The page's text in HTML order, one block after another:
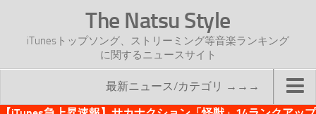
The Natsu Style
iTunesトップソング、ストリーミング等音楽ランキング
に関するニュースサイト
最新ニュース/カテゴリ →→→